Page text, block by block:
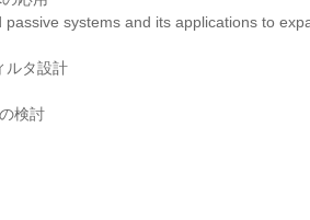
systems and its applications to
ルタ設計
検討